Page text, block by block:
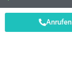
Anrufen